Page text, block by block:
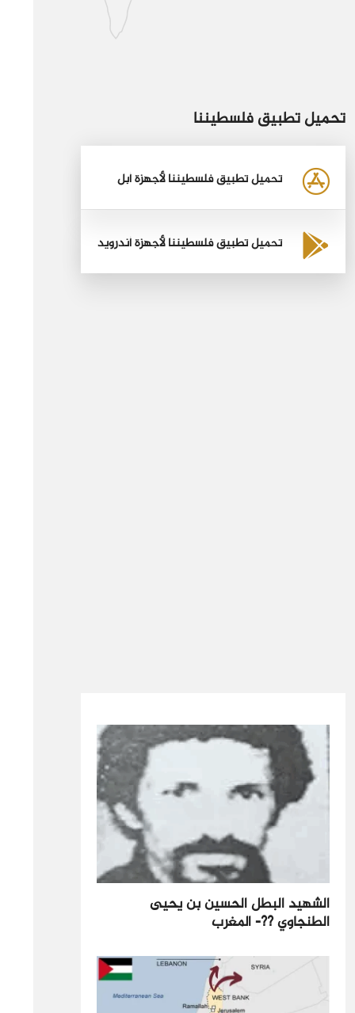
تحميل تطبيق فلسطيننا
تحميل تطبيق فلسطيننا لأجهزة أبل
تحميل تطبيق فلسطيننا لأجهزة أندرويد
الشهيد البطل الحسين بن يحيى
الطنجاوي ??- المغرب